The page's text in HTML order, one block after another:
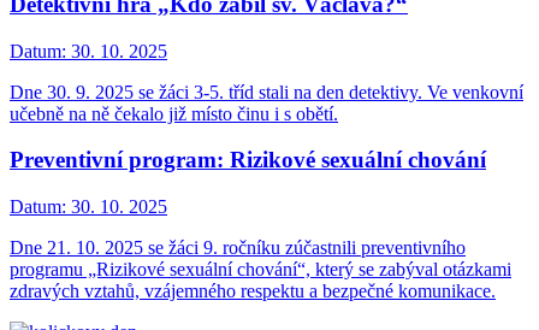
Datum: 30. 10. 2025
Dne 30. 9. 2025 se žáci 3-5. tříd stali na den detektivy. Ve venkovní
učebně na ně čekalo již místo činu i s obětí.
Preventivní program: Rizikové sexuální chování
Datum: 30. 10. 2025
Dne 21. 10. 2025 se žáci 9. ročníku zúčastnili preventivního
programu „Rizikové sexuální chování“, který se zabýval otázkami
zdravých vztahů, vzájemného respektu a bezpečné komunikace.